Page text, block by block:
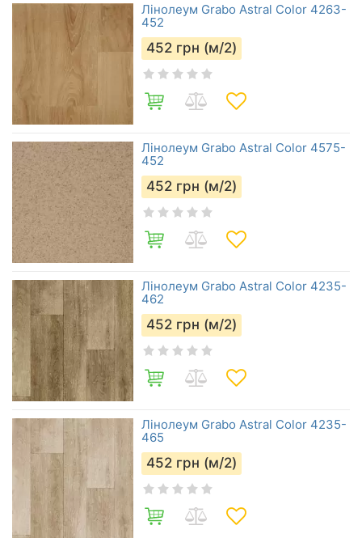
Лінолеум Grabo Astral Color 4263-
452
452 грн (м/2)
Лінолеум Grabo Astral Color 4575-
452
452 грн (м/2)
Лінолеум Grabo Astral Color 4235-
462
452 грн (м/2)
Лінолеум Grabo Astral Color 4235-
465
452 грн (м/2)